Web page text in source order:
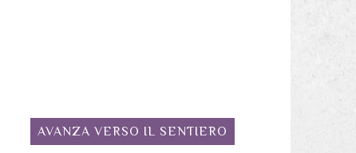
AVANZA VERSO IL SENTIERO